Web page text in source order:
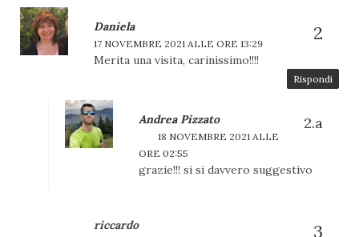
Daniela
17 NOVEMBRE 2021 ALLE ORE 13:29
Merita una visita, carinissimo!!!!
Rispondi
Andrea Pizzato
18 NOVEMBRE 2021 ALLE
ORE 02:55
grazie!!! si si davvero suggestivo
riccardo